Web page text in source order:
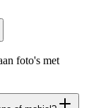
foto's met